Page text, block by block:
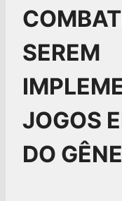
SEREM
JOGOS
DO